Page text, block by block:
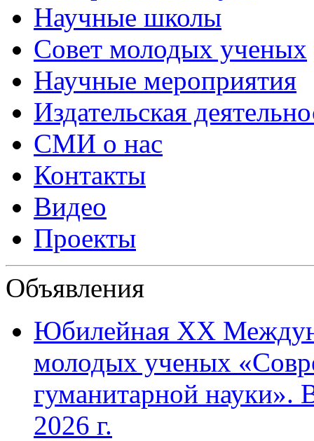
Научные школы
Совет молодых ученых
Научные мероприятия
Издательская
СМИ о нас
Контакты
Видео
Проекты
Объявления
Юбилейная XХ
молодых ученых
гуманитарной науки».
2026 г.